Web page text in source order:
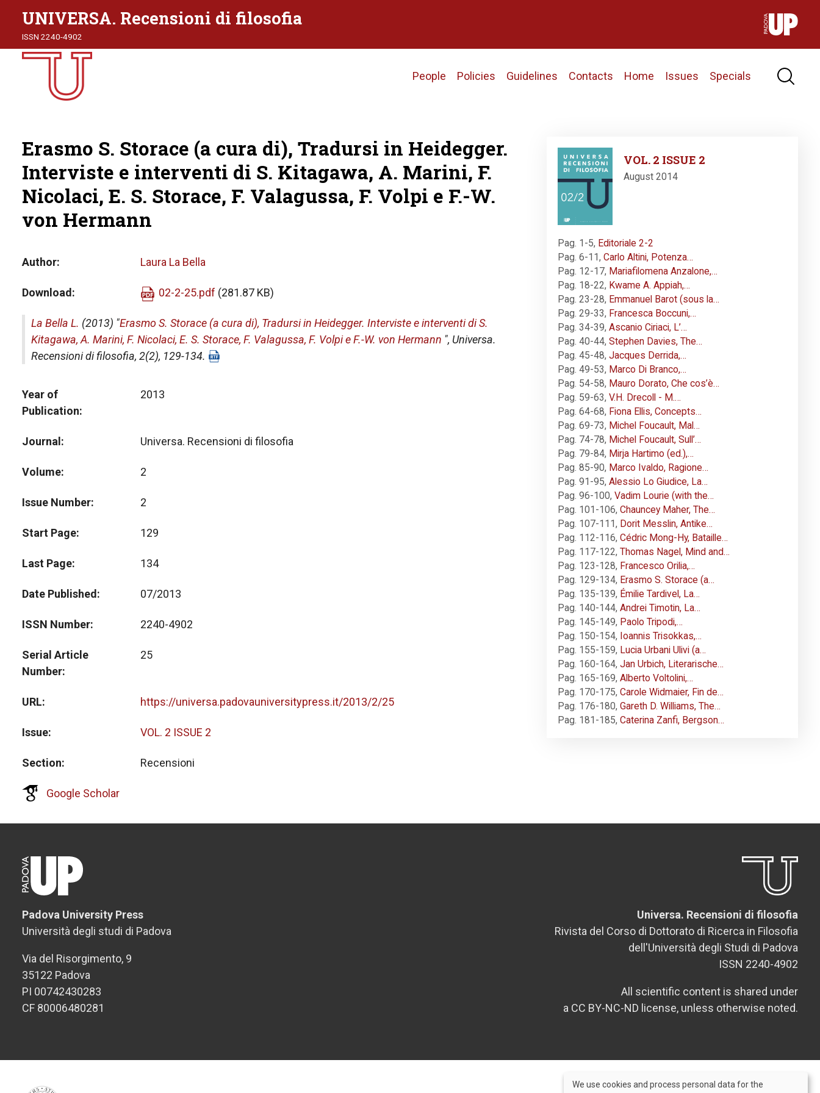
UNIVERSA. Recensioni di filosofia
ISSN 2240-4902
Main
People Policies Guidelines Contacts Home Issues Specials
Erasmo S. Storace (a cura di), Tradursi in Heidegger.
Interviste e interventi di S. Kitagawa, A. Marini, F.
Nicolaci, E. S. Storace, F. Valagussa, F. Volpi e F.-W.
von Hermann
Author Laura La Bella
Download 02-2-25.pdf (281.87 KB)
La Bella L. (2013) "Erasmo S. Storace (a cura di), Tradursi in Heidegger. Interviste e interventi di S.
Kitagawa, A. Marini, F. Nicolaci, E. S. Storace, F. Valagussa, F. Volpi e F.-W. von Hermann ", Universa.
Recensioni di filosofia, 2(2), 129-134.
Year of
Publication
2013
Journal Universa. Recensioni di filosofia
Volume 2
Issue Number 2
Start Page 129
Last Page 134
Date Published 07/2013
ISSN Number 2240-4902
Serial Article
Number
25
URL https://universa.padovauniversitypress.it/2013/2/25
Issue VOL. 2 ISSUE 2
Section Recensioni
Google Scholar
Image
VOL. 2 ISSUE 2
August 2014
Pag. 1-5, Editoriale 2-2
Pag. 6-11, Carlo Altini, Potenza…
Pag. 12-17, Mariafilomena Anzalone,…
Pag. 18-22, Kwame A. Appiah,…
Pag. 23-28, Emmanuel Barot (sous la…
Pag. 29-33, Francesca Boccuni,…
Pag. 34-39, Ascanio Ciriaci, L’…
Pag. 40-44, Stephen Davies, The…
Pag. 45-48, Jacques Derrida,…
Pag. 49-53, Marco Di Branco,…
Pag. 54-58, Mauro Dorato, Che cos’è…
Pag. 59-63, V.H. Drecoll - M.…
Pag. 64-68, Fiona Ellis, Concepts…
Pag. 69-73, Michel Foucault, Mal…
Pag. 74-78, Michel Foucault, Sull’…
Pag. 79-84, Mirja Hartimo (ed.),…
Pag. 85-90, Marco Ivaldo, Ragione…
Pag. 91-95, Alessio Lo Giudice, La…
Pag. 96-100, Vadim Lourie (with the…
Pag. 101-106, Chauncey Maher, The…
Pag. 107-111, Dorit Messlin, Antike…
Pag. 112-116, Cédric Mong-Hy, Bataille…
Pag. 117-122, Thomas Nagel, Mind and…
Pag. 123-128, Francesco Orilia,…
Pag. 129-134, Erasmo S. Storace (a…
Pag. 135-139, Émilie Tardivel, La…
Pag. 140-144, Andrei Timotin, La…
Pag. 145-149, Paolo Tripodi,…
Pag. 150-154, Ioannis Trisokkas,…
Pag. 155-159, Lucia Urbani Ulivi (a…
Pag. 160-164, Jan Urbich, Literarische…
Pag. 165-169, Alberto Voltolini,…
Pag. 170-175, Carole Widmaier, Fin de…
Pag. 176-180, Gareth D. Williams, The…
Pag. 181-185, Caterina Zanfi, Bergson…
Padova University Press
Università degli studi di Padova
Via del Risorgimento, 9
35122 Padova
PI 00742430283
CF 80006480281
Universa. Recensioni di filosofia
Rivista del Corso di Dottorato di Ricerca in Filosofia
dell'Università degli Studi di Padova
ISSN 2240-4902
All scientific content is shared under
a CC BY-NC-ND license, unless otherwise noted.
We use cookies and process personal data for the